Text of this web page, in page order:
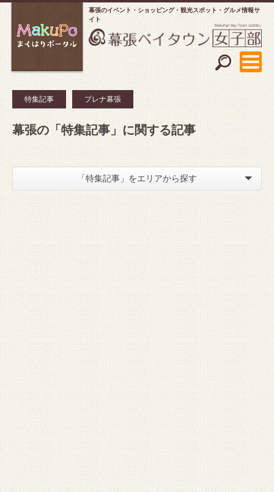
幕張のイベント・ショッピング
観光スポット・グルメ情報サ
イト
特集記事 プレナ幕張
幕張の「特集記事」に関する記事
「特集記事」をエリアから探す